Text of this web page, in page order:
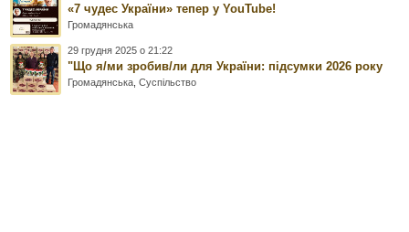
«7 чудес України» тепер у YouTube!
Громадянська
29 грудня 2025 о 21:22
"Що я/ми зробив/ли для України: підсумки 2026 року
Громадянська,Суспільство